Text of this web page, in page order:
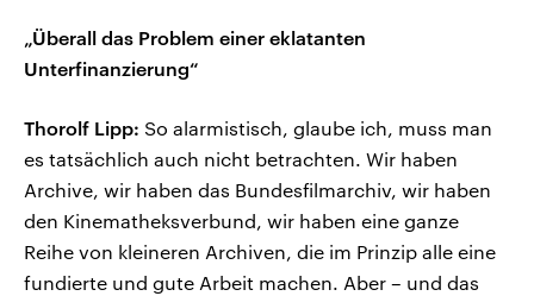
„Überall das Problem einer eklatanten
Unterfinanzierung“
Thorolf Lipp: So alarmistisch, glaube ich, muss man
es tatsächlich auch nicht betrachten. Wir haben
Archive, wir haben das Bundesfilmarchiv, wir haben
den Kinematheksverbund, wir haben eine ganze
Reihe von kleineren Archiven, die im Prinzip alle eine
fundierte und gute Arbeit machen. Aber – und das